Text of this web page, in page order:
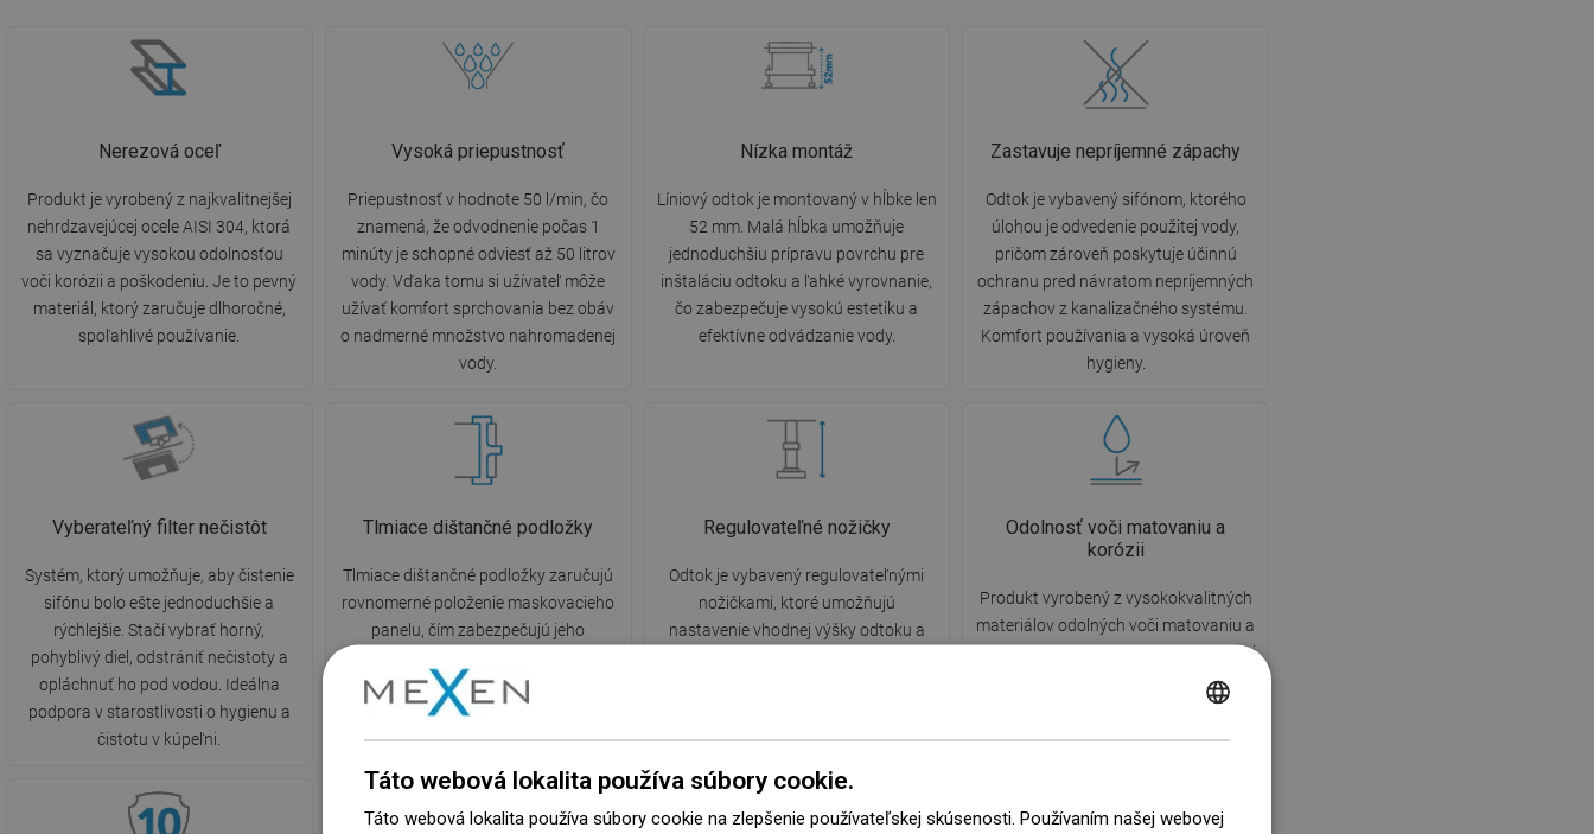
Nerezová oceľ
Produkt je vyrobený z najkvalitnejšej
nehrdzavejúcej ocele AISI 304, ktorá
sa vyznačuje vysokou odolnosťou
voči korózii a poškodeniu. Je to pevný
materiál, ktorý zaručuje dlhoročné,
spoľahlivé používanie.
Vysoká priepustnosť
Priepustnosť v hodnote 50 l/min, čo
znamená, že odvodnenie počas 1
minúty je schopné odviesť až 50 litrov
vody. Vďaka tomu si užívateľ môže
užívať komfort sprchovania bez obáv
o nadmerné množstvo nahromadenej
vody.
Nízka montáž
Líniový odtok je montovaný v hĺbke len
52 mm. Malá hĺbka umožňuje
jednoduchšiu prípravu povrchu pre
inštaláciu odtoku a ľahké vyrovnanie,
čo zabezpečuje vysokú estetiku a
efektívne odvádzanie vody.
Zastavuje nepríjemné zápachy
Odtok je vybavený sifónom, ktorého
úlohou je odvedenie použitej vody,
pričom zároveň poskytuje účinnú
ochranu pred návratom nepríjemných
zápachov z kanalizačného systému.
Komfort používania a vysoká úroveň
hygieny.
Vyberateľný filter nečistôt
Systém, ktorý umožňuje, aby čistenie
sifónu bolo ešte jednoduchšie a
rýchlejšie. Stačí vybrať horný,
pohyblivý diel, odstrániť nečistoty a
opláchnuť ho pod vodou. Ideálna
podpora v starostlivosti o hygienu a
čistotu v kúpeľni.
Tlmiace dištančné podložky
Tlmiace dištančné podložky zaručujú
rovnomerné položenie maskovacieho
panelu, čím zabezpečujú jeho
treniu roštu o púzdro a znižujú hluk
vznikajúci pri dopade vody priamo na
odtok.
Regulovateľné nožičky
Odtok je vybavený regulovateľnými
nožičkami, ktoré umožňujú
nastavenie vhodnej výšky odtoku a
kúpeľne.
Odolnosť voči matovaniu a
korózii
Produkt vyrobený z vysokokvalitných
materiálov odolných voči matovaniu a
korózii, vďaka čomu si zachováva svoj
atraktívny vzhľad a funkčnosť po dlhú
dobu používania, nezávisle od úrovne
Táto webová lokalita používa súbory cookie.
Táto webová lokalita používa súbory cookie na zlepšenie používateľskej skúsenosti. Používaním našej webovej